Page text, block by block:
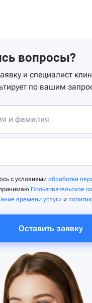
вопросы?
и специалист
по вашим
с условиями обработки
Пользовательское
времени услуги и
Оставить заявку